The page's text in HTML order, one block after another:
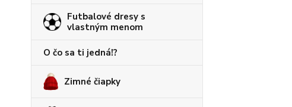
Futbalové dresy s
vlastným menom
O čo sa ti jedná!?
Zimné čiapky